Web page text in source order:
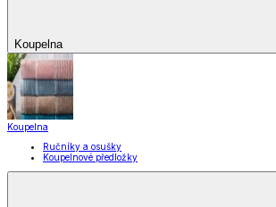
Koupelna
Koupelna
Ručníky a osušky
Koupelnové předložky